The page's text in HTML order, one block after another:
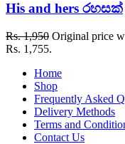
His and hers රහසක්
Rs.1,950 Original price
Rs. 1,755.
Home
Shop
Frequently Asked
Delivery Methods
Terms and
Contact Us